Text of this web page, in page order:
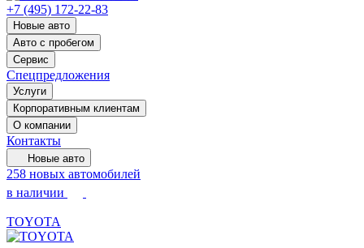
+7 (495) 172-22-83
Новые авто
Авто с пробегом
Сервис
Спецпредложения
Услуги
Корпоративным клиентам
О компании
Контакты
Новые авто
258 новых автомобилей
в наличии
TOYOTA